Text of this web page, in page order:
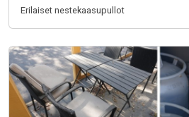
Erilaiset nestekaasupullot